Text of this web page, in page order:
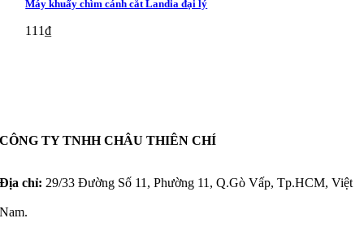
Máy khuấy chìm cánh cắt Landia đại lý
111₫
CÔNG TY TNHH CHÂU THIÊN CHÍ
Địa chỉ: 29/33 Đường Số 11, Phường 11, Q.Gò Vấp, Tp.HCM, Việt
Nam.